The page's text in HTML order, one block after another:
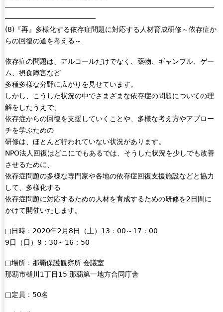
――――――――――――――――――――――――――――――
―――――――――――――
(8)『再』多様化する依存症問題に対応する人材育成研修～依存症か
らの回復の道を考える～
依存症の問題は、アルコールだけでなく、薬物、ギャンブル、ゲー
ム、摂食障害など
多種多様な分野に広がりを見せています。
しかし、こうした状況の中でさまざまな依存症の問題についての理
解をしたうえで、
依存症からの回復を支援していくことや、多様な考え方やアプロー
チを学ぶための
研修は、ほとんど行われていない状況があります。
NPO法人回復はどこにでもあるでは、そうした状況を少しでも改善
させるために、
依存症問題の多様な専門家や各地の依存症回復支援施設などと協力
して、多様化する
依存症問題に対応するための人材を育成するための研修を2日間に
かけて開催いたします。
□日時：2020年2月8日（土）13：00～17：00
9日（日）9：30～16：50
□場所：那覇保護観察所 会議室
那覇市樋川1丁目15 那覇第一地方合同庁舎
□定員：50名